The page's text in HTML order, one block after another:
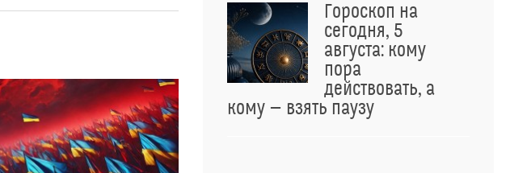
Гороскоп на
сегодня, 5
августа: кому
пора
действовать, а
кому — взять паузу